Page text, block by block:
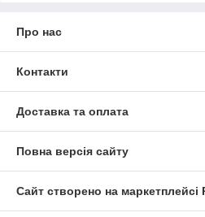
Про нас
Контакти
Доставка та оплата
Повна версія сайту
Сайт створено на маркетплейсі